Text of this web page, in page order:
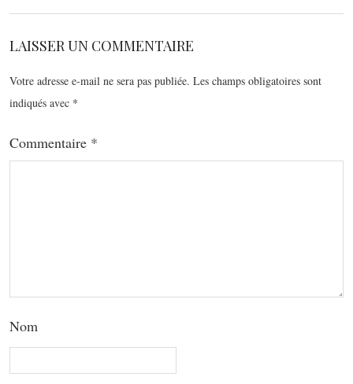
LAISSER UN COMMENTAIRE
Votre adresse e-mail ne sera pas publiée. Les champs obligatoires sont
indiqués avec *
Commentaire *
Nom